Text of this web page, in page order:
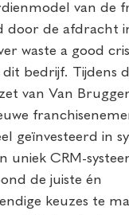
van de
door de afdracht
waste a good
dit bedrijf. Tijdens
van Van
geïnvesteerd in
uniek CRM-
de juiste én
keuzes te